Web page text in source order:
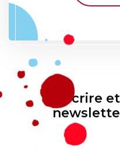
S'inscrire